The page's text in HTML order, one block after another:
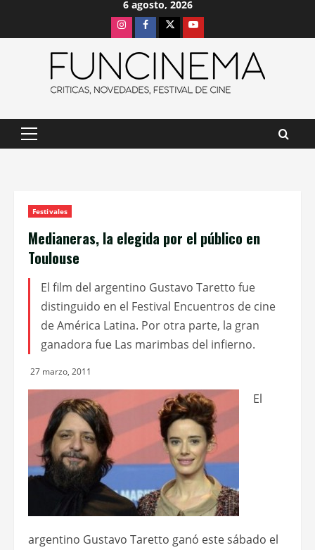
6 agosto, 2026
InstagramFacebook
X Youtube
Menú
Festivales
Medianeras, la elegida por el público en
Toulouse
El film del argentino Gustavo Taretto fue
distinguido en el Festival Encuentros de cine
de América Latina. Por otra parte, la gran
ganadora fue Las marimbas del infierno.
27 marzo, 2011
El
argentino Gustavo Taretto ganó este sábado el